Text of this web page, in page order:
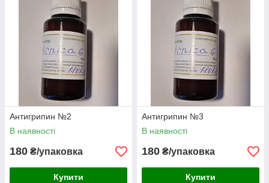
Антигрипин №2
В наявності
180 ₴/упаковка
Купити
Антигрипин №3
В наявності
180 ₴/упаковка
Купити